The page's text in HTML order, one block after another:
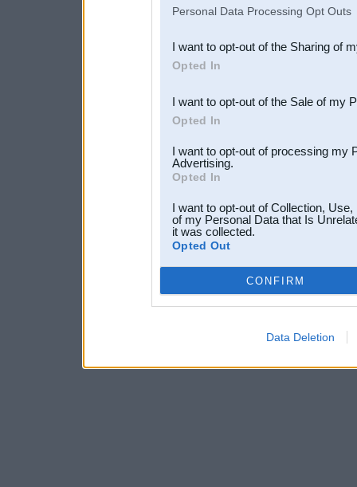
Downstream Participants
third parties.
Personal Data Processing Opt Outs
I want to opt-out of the Sharing of
Opted In
I want to opt-out of the Sale of my
Opted In
I want to opt-out of processing my
Advertising.
Opted In
I want to opt-out of Collection,
of my Personal Data that Is
it was collected.
Opted Out
CONFIRM
Data Deletion